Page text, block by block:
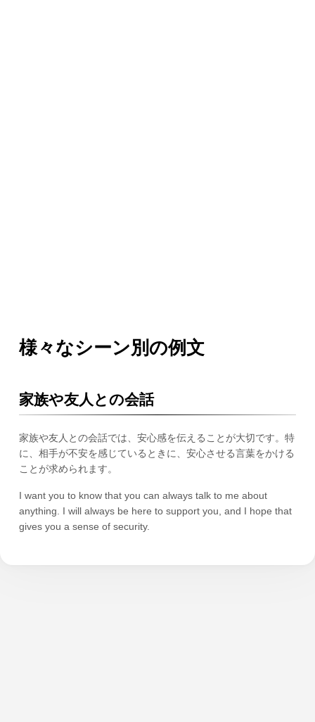
様々なシーン別の例文
家族や友人との会話
家族や友人との会話では、安心感を伝えることが大切です。特
に、相手が不安を感じているときに、安心させる言葉をかける
ことが求められます。
I want you to know that you can always talk to me about
anything. I will always be here to support you, and I hope that
gives you a sense of security.